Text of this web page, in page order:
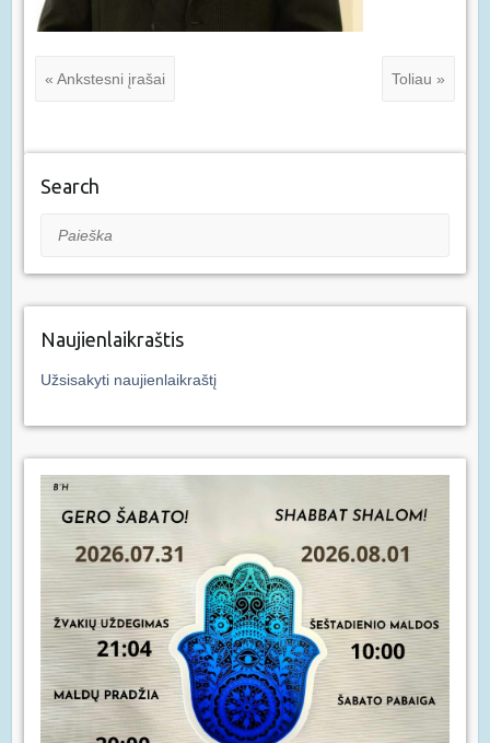
« Ankstesni įrašai Toliau »
Search
Paieška
Naujienlaikraštis
Užsisakyti naujienlaikraštį